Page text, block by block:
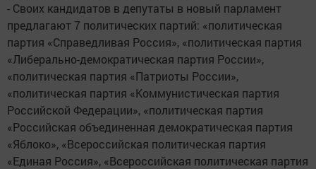
- Своих кандидатов в депутаты в новый парламент
предлагают 7 политических партий: «политическая
партия «Справедливая Россия», «политическая партия
«Либерально-демократическая партия России»,
«политическая партия «Патриоты России»,
«политическая партия «Коммунистическая партия
Российской Федерации», «политическая партия
«Российская объединенная демократическая партия
«Яблоко», «Всероссийская политическая партия
«Единая Россия», «Всероссийская политическая партия